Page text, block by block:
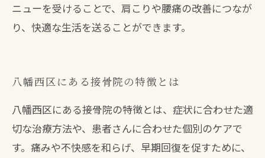
ニューを受けることで、肩こりや腰痛の改善につなが
り、快適な生活を送ることができます。
八幡西区にある接骨院の特徴とは
八幡西区にある接骨院の特徴とは、症状に合わせた適
切な治療方法や、患者さんに合わせた個別のケアで
す。痛みや不快感を和らげ、早期回復を促すために、